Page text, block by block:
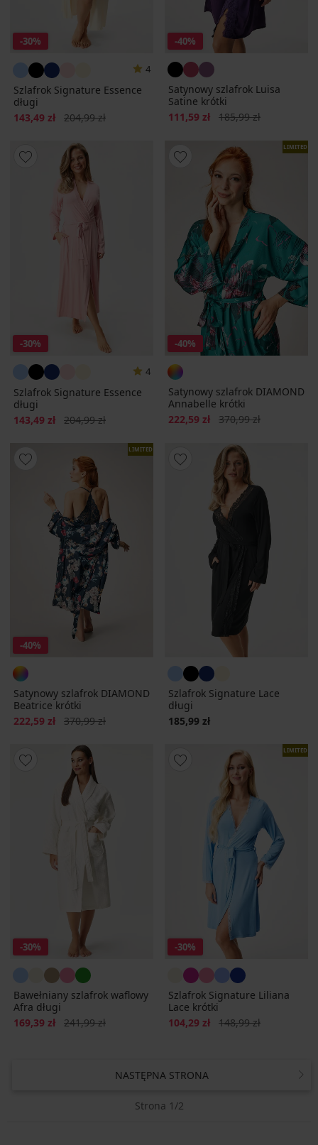
-30%
4
Szlafrok Signature Essence
długi
Zniżka
143,49 zł Pierwotna cena
204,99 zł
-40%
Satynowy szlafrok Luisa
Satine krótki
Zniżka
111,59 zł Pierwotna cena
185,99 zł
-30%
4
Szlafrok Signature Essence
długi
Zniżka
143,49 zł Pierwotna cena
204,99 zł
LIMITED
-40%
Satynowy szlafrok DIAMOND
Annabelle krótki
Zniżka
222,59 zł Pierwotna cena
370,99 zł
LIMITED
-40%
Satynowy szlafrok DIAMOND
Beatrice krótki
Zniżka
222,59 zł Pierwotna cena
370,99 zł
Szlafrok Signature Lace
długi
185,99 zł
-30%
Bawełniany szlafrok waflowy
Afra długi
Zniżka
169,39 zł Pierwotna cena
241,99 zł
LIMITED
-30%
Szlafrok Signature Liliana
Lace krótki
Zniżka
104,29 zł Pierwotna cena
148,99 zł
NASTĘPNA STRONA
Strona 1/2